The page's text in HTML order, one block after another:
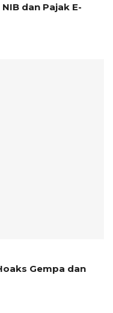
dan Pajak E-
Gempa dan